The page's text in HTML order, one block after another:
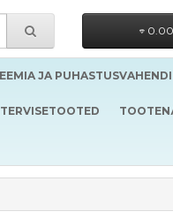
0.00
JA
TERVISETOOTED